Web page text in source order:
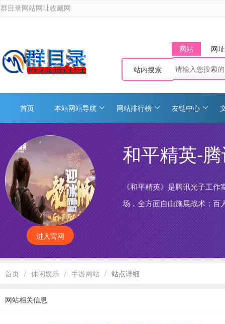
群目录网站网址收藏网
网站 网址
站内搜索
首页 本站网站导航 网站排行榜 友链中心
进入官网
和平精英-
《和平精英》是腾讯光子工作
场，全方面自由施展战术；百
带来一场震撼的竞技体验。
首页 / 休闲娱乐 / 手游网站 / 站点详细
网站相关信息